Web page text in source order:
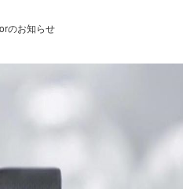
のお知らせ